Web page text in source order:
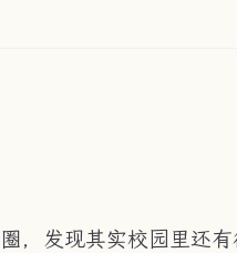
，发现其实校园里还